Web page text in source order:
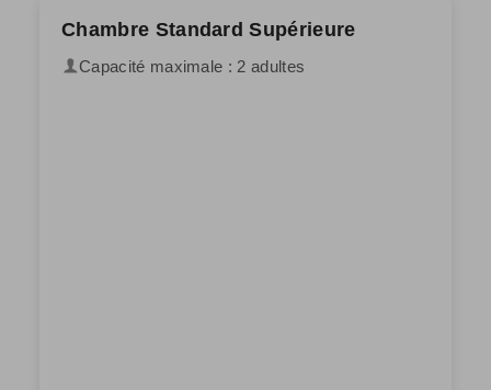
Chambre Standard Supérieure
Capacité maximale : 2 adultes